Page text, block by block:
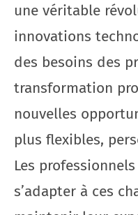
une véritable
innovations
des besoins des
transformation
nouvelles
plus flexibles,
Les
s’adapter à ces